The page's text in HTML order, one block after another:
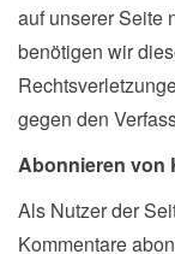
auf unserer Seite
benötigen wir
gegen den
Abonnieren von
Als Nutzer der
Kommentare